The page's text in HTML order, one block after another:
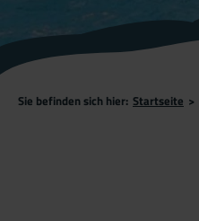
Sie befinden sich hier: Startseite >